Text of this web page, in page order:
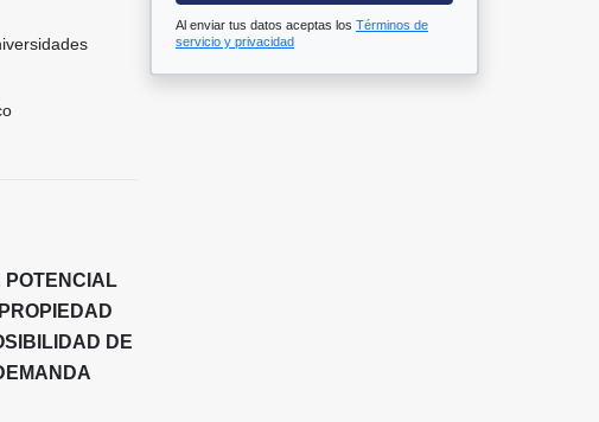
POTENCIAL
DE
Al enviar tus datos aceptas los Términos de
servicio y privacidad